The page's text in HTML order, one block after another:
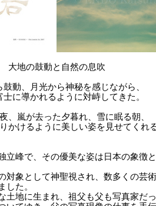
大地の鼓動と自然の息吹
鼓動、月光から神秘を感じながら、
士に導かれるように対峙してきた。
、嵐が去った夕暮れ、雪に眠る朝、
かけるように美しい姿を見せてくれ
立峰で、その優美な姿は日本の象徴
対象として神聖視され、数多くの芸
した。
土地に生まれ、祖父も父も写真家だ